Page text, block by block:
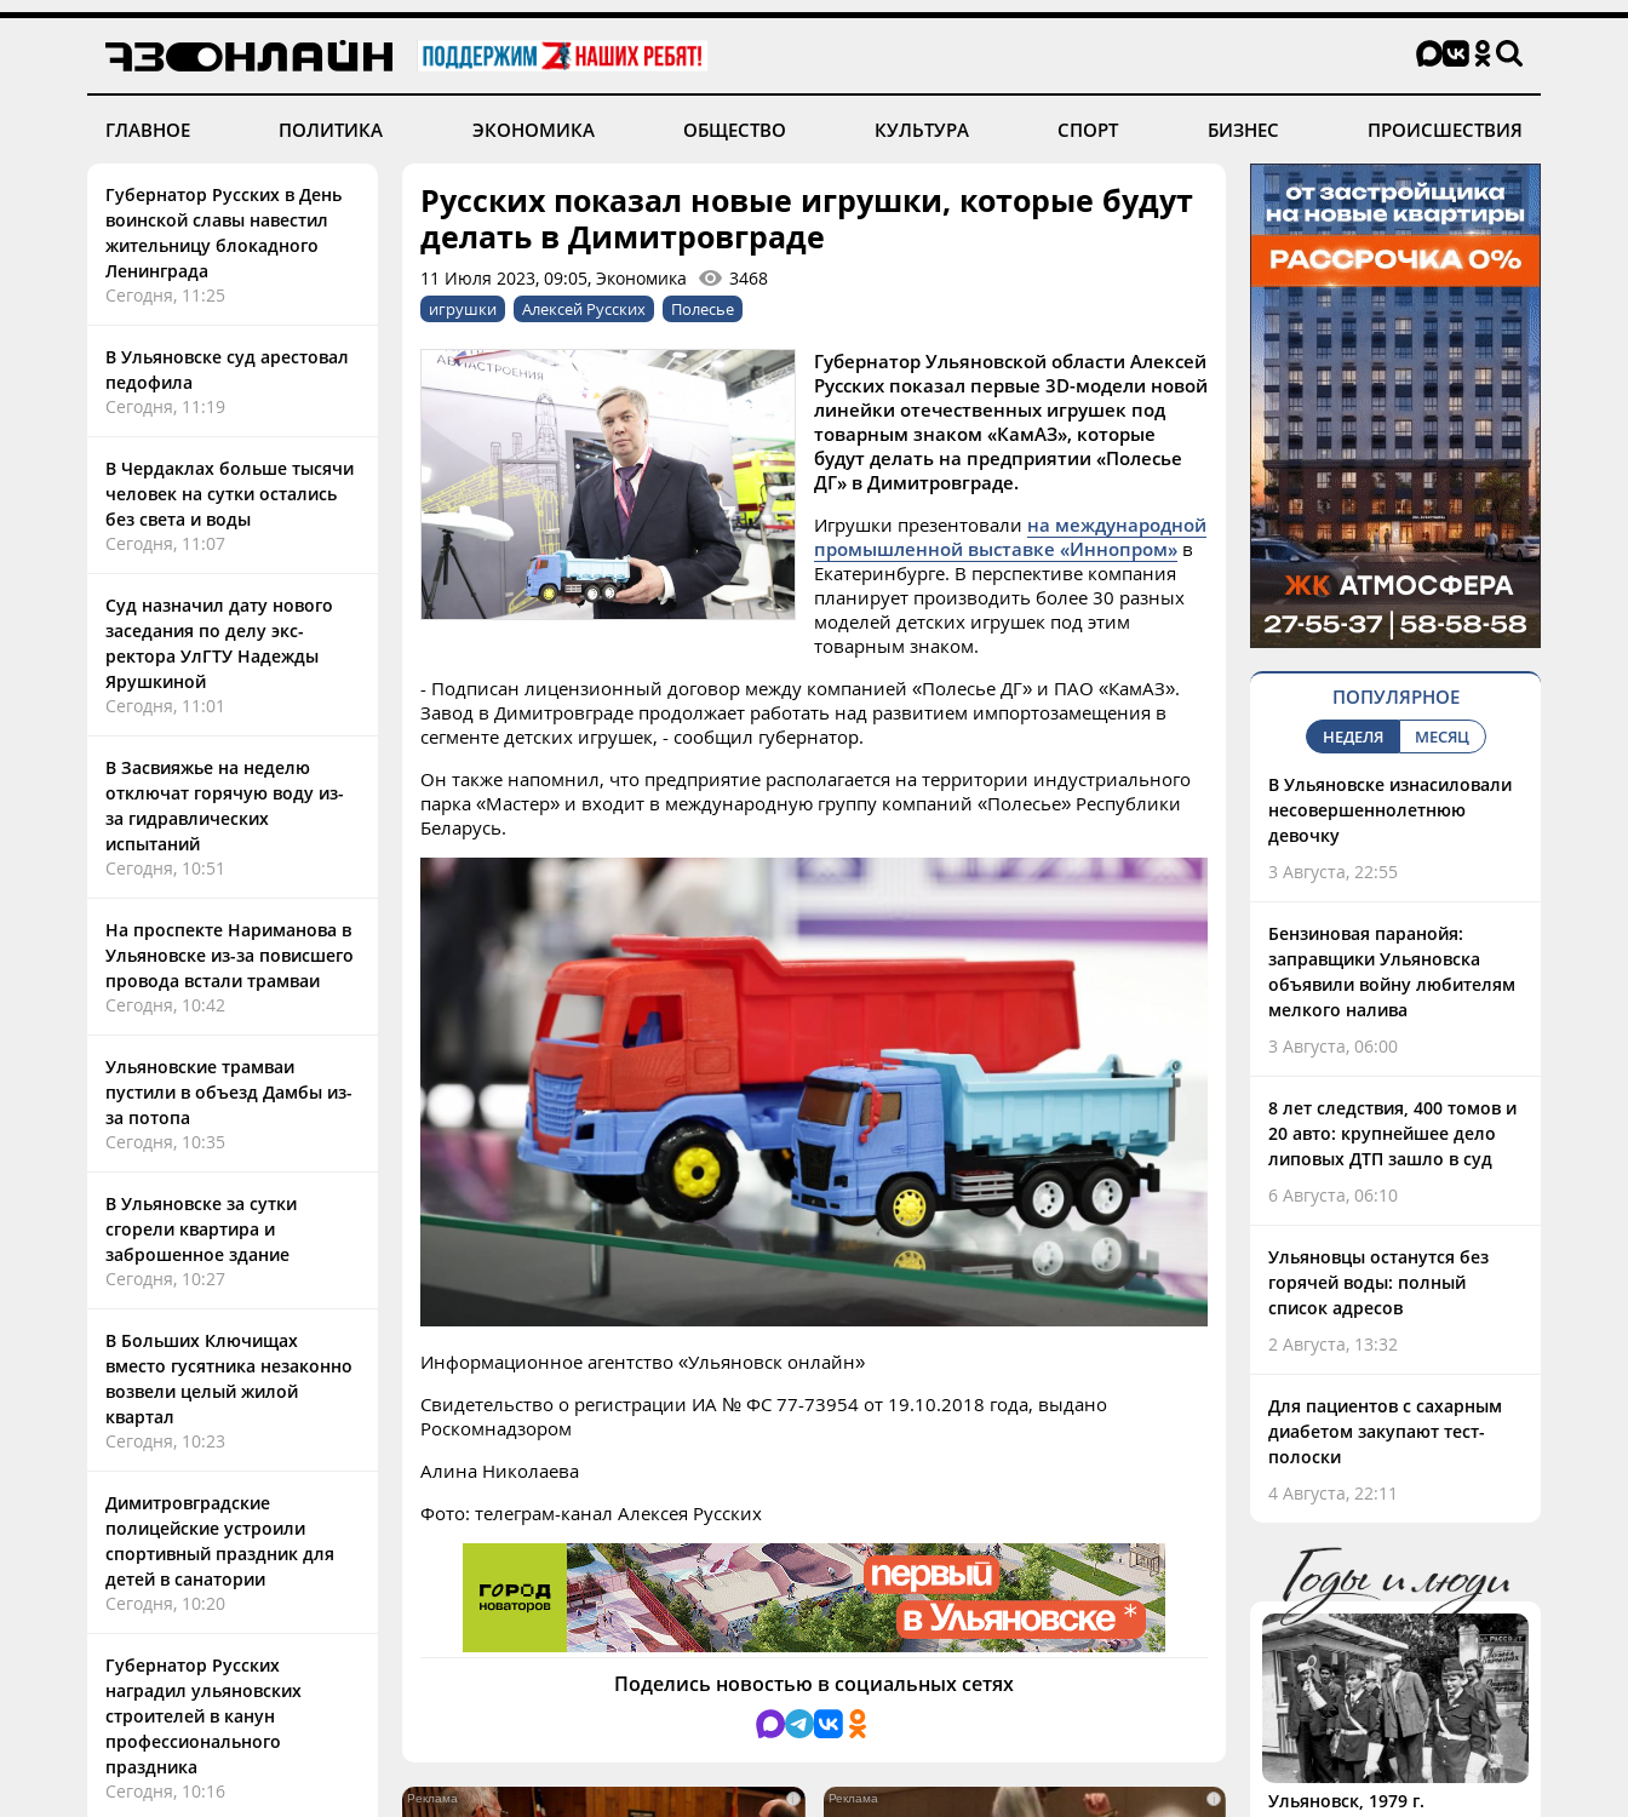
ГЛАВНОЕ ПОЛИТИКА ЭКОНОМИКА ОБЩЕСТВО КУЛЬТУРА СПОРТ БИЗНЕС ПРОИСШЕСТВИЯ
Губернатор Русских в День
воинской славы навестил
жительницу блокадного
Ленинграда
Сегодня, 11:25
В Ульяновске суд арестовал
педофила
Сегодня, 11:19
В Чердаклах больше тысячи
человек на сутки остались
без света и воды
Сегодня, 11:07
Суд назначил дату нового
заседания по делу экс-
ректора УлГТУ Надежды
Ярушкиной
Сегодня, 11:01
В Засвияжье на неделю
отключат горячую воду из-
за гидравлических
испытаний
Сегодня, 10:51
На проспекте Нариманова в
Ульяновске из-за повисшего
провода встали трамваи
Сегодня, 10:42
Ульяновские трамваи
пустили в объезд Дамбы из-
за потопа
Сегодня, 10:35
В Ульяновске за сутки
сгорели квартира и
заброшенное здание
Сегодня, 10:27
В Больших Ключищах
вместо гусятника незаконно
возвели целый жилой
квартал
Сегодня, 10:23
Димитровградские
полицейские устроили
спортивный праздник для
детей в санатории
Сегодня, 10:20
Губернатор Русских
наградил ульяновских
строителей в канун
профессионального
праздника
Сегодня, 10:16
Русских показал новые игрушки, которые будут
делать в Димитровграде
11 Июля 2023, 09:05, Экономика 3468
игрушки Алексей Русских Полесье
Губернатор Ульяновской области Алексей
Русских показал первые 3D-модели новой
линейки отечественных игрушек под
товарным знаком «КамАЗ», которые
будут делать на предприятии «Полесье
ДГ» в Димитровграде.
Игрушки презентовали на международной
промышленной выставке «Иннопром» в
Екатеринбурге. В перспективе компания
планирует производить более 30 разных
моделей детских игрушек под этим
товарным знаком.
- Подписан лицензионный договор между компанией «Полесье ДГ» и ПАО «КамАЗ».
Завод в Димитровграде продолжает работать над развитием импортозамещения в
сегменте детских игрушек, - сообщил губернатор.
Он также напомнил, что предприятие располагается на территории индустриального
парка «Мастер» и входит в международную группу компаний «Полесье» Республики
Беларусь.
Информационное агентство «Ульяновск онлайн»
Свидетельство о регистрации ИА № ФС 77-73954 от 19.10.2018 года, выдано
Роскомнадзором
Алина Николаева
Фото: телеграм-канал Алексея Русских
Поделись новостью в социальных сетях
i i
ПОПУЛЯРНОЕ
НЕДЕЛЯ МЕСЯЦ
В Ульяновске изнасиловали
несовершеннолетнюю
девочку
3 Августа, 22:55
Бензиновая паранойя:
заправщики Ульяновска
объявили войну любителям
мелкого налива
3 Августа, 06:00
8 лет следствия, 400 томов и
20 авто: крупнейшее дело
липовых ДТП зашло в суд
6 Августа, 06:10
Ульяновцы останутся без
горячей воды: полный
список адресов
2 Августа, 13:32
Для пациентов с сахарным
диабетом закупают тест-
полоски
4 Августа, 22:11
Ульяновск, 1979 г.